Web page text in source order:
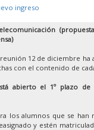
ingreso
12 de diciembre
con el contenido de
abierto el 1º plazo
los alumnos que se han
y estén